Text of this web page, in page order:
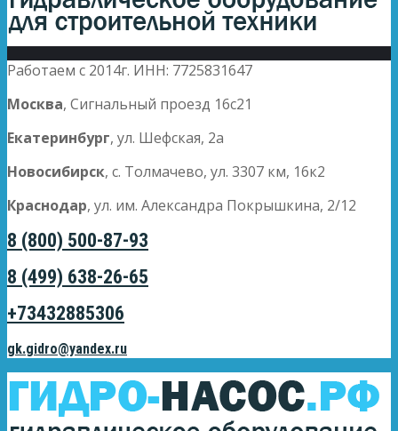
Работаем с 2014г. ИНН: 7725831647
Москва, Сигнальный проезд 16с21
Екатеринбург, ул. Шефская, 2а
Новосибирск, с. Толмачево, ул. 3307 км, 16к2
Краснодар, ул. им. Александра Покрышкина, 2/12
8 (800) 500-87-93
8 (499) 638-26-65
+73432885306
gk.gidro@yandex.ru